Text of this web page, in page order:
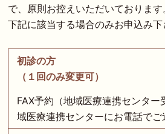
で、原則お控えいただいております
下記に該当する場合のみお申込み下
初診の方
（１回のみ変更可）
FAX予約（地域医療連携センター
域医療連携センターにお電話でご